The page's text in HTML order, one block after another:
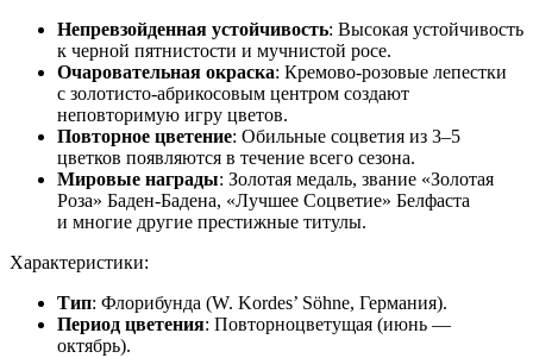
Непревзойденная устойчивость: Высокая устойчивость
к черной пятнистости и мучнистой росе.
Очаровательная окраска: Кремово-розовые лепестки
с золотисто-абрикосовым центром создают
неповторимую игру цветов.
Повторное цветение: Обильные соцветия из 3–5
цветков появляются в течение всего сезона.
Мировые награды: Золотая медаль, звание «Золотая
Роза» Баден-Бадена, «Лучшее Соцветие» Белфаста
и многие другие престижные титулы.
Характеристики:
Тип: Флорибунда (W. Kordes’ Söhne, Германия).
Период цветения: Повторноцветущая (июнь —
октябрь).